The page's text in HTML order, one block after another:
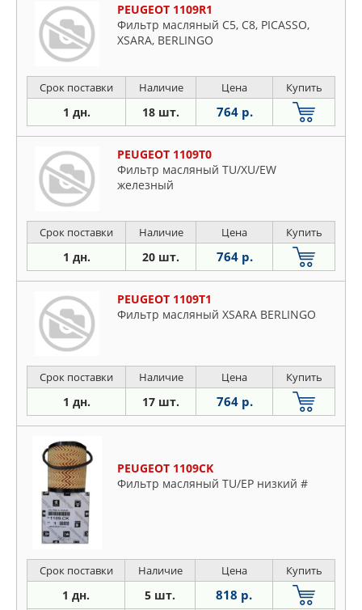
PEUGEOT 1109R1
Фильтр масляный C5, C8, PICASSO,
XSARA, BERLINGO
Срок поставки Наличие Цена Купить
1 дн. 18 шт. 764 р.
PEUGEOT 1109T0
Фильтр масляный TU/XU/EW
железный
Срок поставки Наличие Цена Купить
1 дн. 20 шт. 764 р.
PEUGEOT 1109T1
Фильтр масляный XSARA BERLINGO
Срок поставки Наличие Цена Купить
1 дн. 17 шт. 764 р.
PEUGEOT 1109CK
Фильтр масляный TU/EP низкий #
Срок поставки Наличие Цена Купить
1 дн. 5 шт. 818 р.